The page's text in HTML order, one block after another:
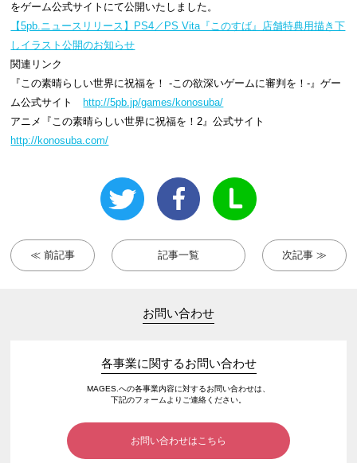
をゲーム公式サイトにて公開いたしました。
【5pb.ニュースリリース】PS4／PS Vita『このすば』店舗特典用描き下
しイラスト公開のお知らせ
関連リンク
『この素晴らしい世界に祝福を！ -この欲深いゲームに審判を！-』ゲー
ム公式サイト
http://5pb.jp/games/konosuba/
アニメ『この素晴らしい世界に祝福を！2』公式サイト
http://konosuba.com/
≪ 前記事 記事一覧 次記事 ≫
お問い合わせ
各事業に関するお問い合わせ
MAGES.への各事業内容に対するお問い合わせは、
下記のフォームよりご連絡ください。
お問い合わせはこちら